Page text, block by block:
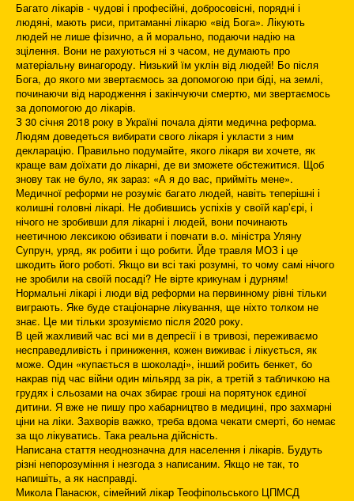
Багато лікарів - чудові і професійні, добросовісні, порядні і
людяні, мають риси, притаманні лікарю «від Бога». Лікують
людей не лише фізично, а й морально, подаючи надію на
зцілення. Вони не рахуються ні з часом, не думають про
матеріальну винагороду. Низький їм уклін від людей! Бо після
Бога, до якого ми звертаємось за допомогою при біді, на землі,
починаючи від народження і закінчуючи смертю, ми звертаємось
за допомогою до лікарів.
З 30 січня 2018 року в Україні почала діяти медична реформа.
Людям доведеться вибирати свого лікаря і укласти з ним
декларацію. Правильно подумайте, якого лікаря ви хочете, як
краще вам доїхати до лікарні, де ви зможете обстежитися. Щоб
знову так не було, як зараз: «А я до вас, прийміть мене».
Медичної реформи не розуміє багато людей, навіть теперішні і
колишні головні лікарі. Не добившись успіхів у своїй кар’єрі, і
нічого не зробивши для лікарні і людей, вони починають
неетичною лексикою обзивати і повчати в.о. міністра Уляну
Супрун, уряд, як робити і що робити. Йде травля МОЗ і це
шкодить його роботі. Якщо ви всі такі розумні, то чому самі нічого
не зробили на своїй посаді? Не вірте крикунам і дурням!
Нормальні лікарі і люди від реформи на первинному рівні тільки
виграють. Яке буде стаціонарне лікування, ще ніхто толком не
знає. Це ми тільки зрозуміємо після 2020 року.
В цей жахливий час всі ми в депресії і в тривозі, переживаємо
несправедливість і приниження, кожен виживає і лікується, як
може. Один «купається в шоколаді», інший робить бенкет, бо
накрав під час війни один мільярд за рік, а третій з табличкою на
грудях і сльозами на очах збирає гроші на порятунок єдиної
дитини. Я вже не пишу про хабарництво в медицині, про захмарні
ціни на ліки. Захворів важко, треба вдома чекати смерті, бо немає
за що лікуватись. Така реальна дійсність.
Написана стаття неоднозначна для населення і лікарів. Будуть
різні непорозуміння і незгода з написаним. Якщо не так, то
напишіть, а як насправді.
Микола Панасюк, сімейний лікар Теофіпольського ЦПМСД